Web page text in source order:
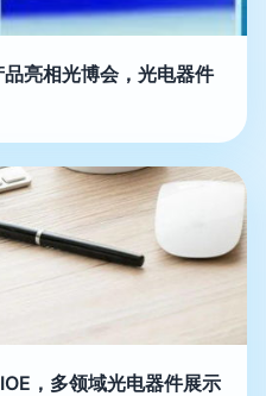
亮相光博会，光电器件
，多领域光电器件展示